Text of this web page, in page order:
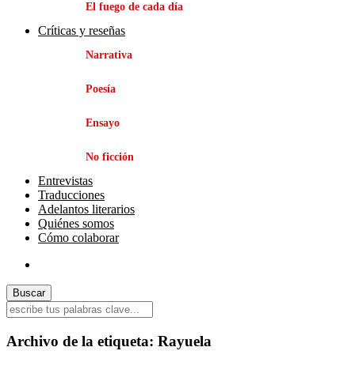
El fuego de cada día
Críticas y reseñas
Narrativa
Poesía
Ensayo
No ficción
Entrevistas
Traducciones
Adelantos literarios
Quiénes somos
Cómo colaborar
Archivo de la etiqueta: Rayuela